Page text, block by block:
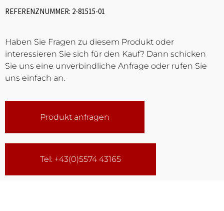
REFERENZNUMMER: 2-81515-01
Haben Sie Fragen zu diesem Produkt oder
interessieren Sie sich für den Kauf? Dann schicken
Sie uns eine unverbindliche Anfrage oder rufen Sie
uns einfach an.
Produkt anfragen
Tel: +43(0)5574 43165